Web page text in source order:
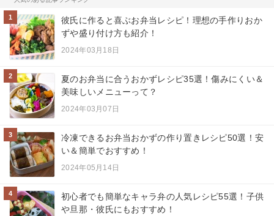
1
彼氏に作ると喜ぶお弁当レシピ！理想の手作りおか
ずや盛り付け方も紹介！
2024年03月18日
2
夏のお弁当に合うおかずレシピ35選！傷みにくい＆
美味しいメニューって？
2024年03月07日
3
冷凍できるお弁当おかずの作り置きレシピ50選！安
い＆簡単でおすすめ！
2024年05月14日
4
初心者でも簡単なキャラ弁の人気レシピ55選！子供
や旦那・彼氏にもおすすめ！